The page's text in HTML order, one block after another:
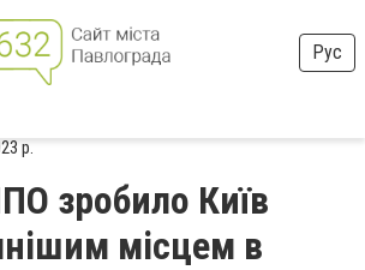
Рус
р.
зробило Київ
місцем в